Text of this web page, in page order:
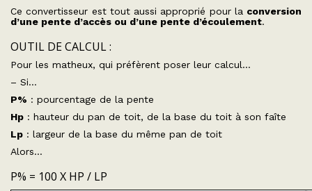
Ce convertisseur est tout aussi approprié pour la conversion
d’une pente d’accès ou d’une pente d’écoulement.
OUTIL DE CALCUL :
Pour les matheux, qui préfèrent poser leur calcul…
– Si…
P% : pourcentage de la pente
Hp : hauteur du pan de toit, de la base du toit à son faîte
Lp : largeur de la base du même pan de toit
Alors…
P% = 100 X HP / LP